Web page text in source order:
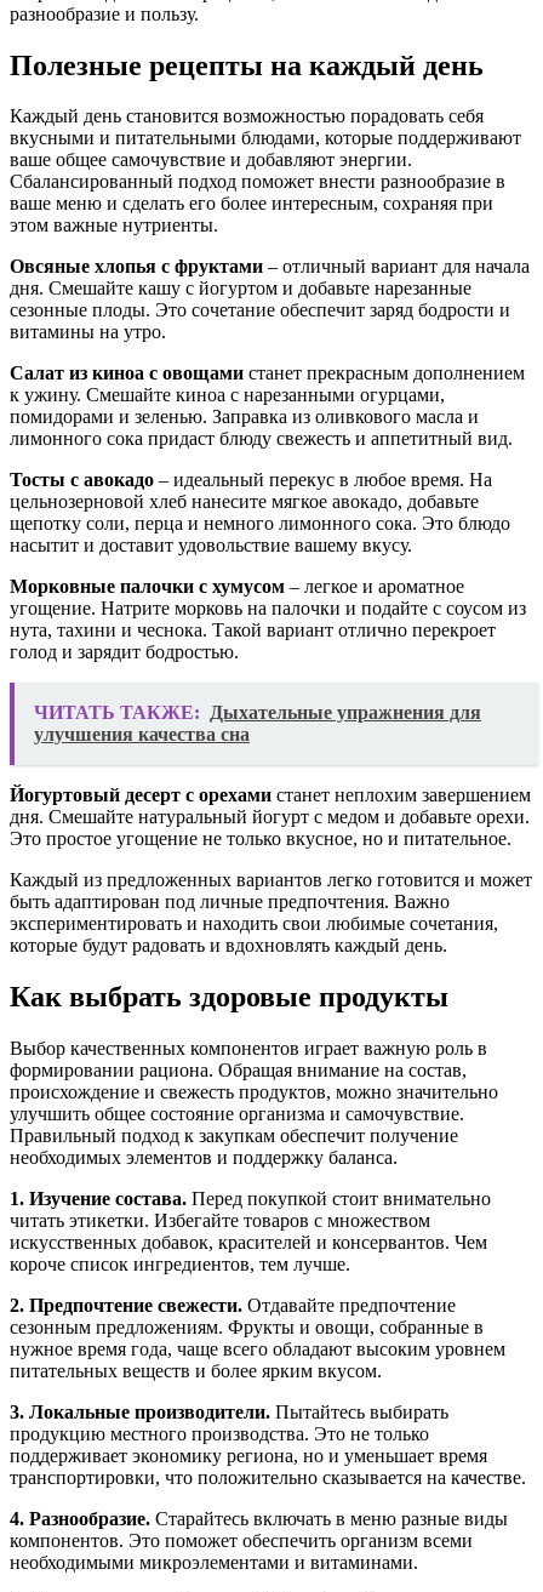
разнообразие и пользу.
Полезные рецепты на каждый день
Каждый день становится возможностью порадовать себя
вкусными и питательными блюдами, которые поддерживают
ваше общее самочувствие и добавляют энергии.
Сбалансированный подход поможет внести разнообразие в
ваше меню и сделать его более интересным, сохраняя при
этом важные нутриенты.
Овсяные хлопья с фруктами – отличный вариант для начала
дня. Смешайте кашу с йогуртом и добавьте нарезанные
сезонные плоды. Это сочетание обеспечит заряд бодрости и
витамины на утро.
Салат из киноа с овощами станет прекрасным дополнением
к ужину. Смешайте киноа с нарезанными огурцами,
помидорами и зеленью. Заправка из оливкового масла и
лимонного сока придаст блюду свежесть и аппетитный вид.
Тосты с авокадо – идеальный перекус в любое время. На
цельнозерновой хлеб нанесите мягкое авокадо, добавьте
щепотку соли, перца и немного лимонного сока. Это блюдо
насытит и доставит удовольствие вашему вкусу.
Морковные палочки с хумусом – легкое и ароматное
угощение. Натрите морковь на палочки и подайте с соусом из
нута, тахини и чеснока. Такой вариант отлично перекроет
голод и зарядит бодростью.
ЧИТАТЬ ТАКЖЕ: Дыхательные упражнения для
улучшения качества сна
Йогуртовый десерт с орехами станет неплохим завершением
дня. Смешайте натуральный йогурт с медом и добавьте орехи.
Это простое угощение не только вкусное, но и питательное.
Каждый из предложенных вариантов легко готовится и может
быть адаптирован под личные предпочтения. Важно
экспериментировать и находить свои любимые сочетания,
которые будут радовать и вдохновлять каждый день.
Как выбрать здоровые продукты
Выбор качественных компонентов играет важную роль в
формировании рациона. Обращая внимание на состав,
происхождение и свежесть продуктов, можно значительно
улучшить общее состояние организма и самочувствие.
Правильный подход к закупкам обеспечит получение
необходимых элементов и поддержку баланса.
1. Изучение состава. Перед покупкой стоит внимательно
читать этикетки. Избегайте товаров с множеством
искусственных добавок, красителей и консервантов. Чем
короче список ингредиентов, тем лучше.
2. Предпочтение свежести. Отдавайте предпочтение
сезонным предложениям. Фрукты и овощи, собранные в
нужное время года, чаще всего обладают высоким уровнем
питательных веществ и более ярким вкусом.
3. Локальные производители. Пытайтесь выбирать
продукцию местного производства. Это не только
поддерживает экономику региона, но и уменьшает время
транспортировки, что положительно сказывается на качестве.
4. Разнообразие. Старайтесь включать в меню разные виды
компонентов. Это поможет обеспечить организм всеми
необходимыми микроэлементами и витаминами.